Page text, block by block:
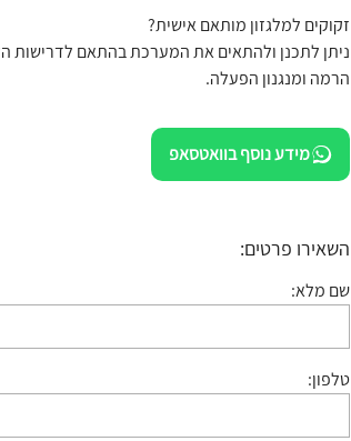
זקוקים למלגזון מותאם אישית?
ניתן לתכנן ולהתאים את המערכת בהתאם לדרישות
הרמה ומנגנון הפעלה.
מידע נוסף בוואטסאפ
השאירו פרטים:
שם מלא:
טלפון: